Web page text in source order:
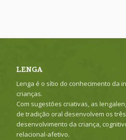
LENGA
Lenga é o sítio do conhecimento da
crianças.
Com sugestões criativas, as
de tradição oral desenvolvem os
desenvolvimento da criança,
relacional-afetivo.